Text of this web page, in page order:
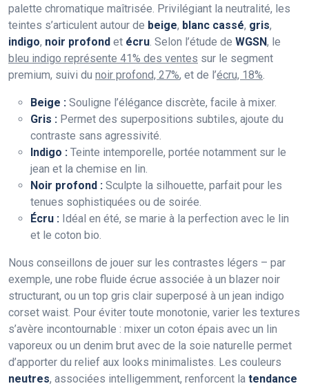
palette chromatique maîtrisée. Privilégiant la neutralité, les
teintes s’articulent autour de beige, blanc cassé, gris,
indigo, noir profond et écru . Selon l’étude de WGSN, le
bleu indigo représente 41% des ventes sur le segment
premium, suivi du noir profond, 27%, et de l’écru, 18%
Beige : Souligne l’élégance discrète, facile à mixer.
Gris : Permet des superpositions subtiles, ajoute du
contraste sans agressivité.
Indigo : Teinte intemporelle, portée notamment sur le
jean et la chemise en lin.
Noir profond : Sculpte la silhouette, parfait pour les
tenues sophistiquées ou de soirée.
Écru : Idéal en été, se marie à la perfection avec le lin
et le coton bio.
Nous conseillons de jouer sur les contrastes légers – par
exemple, une robe fluide écrue associée à un blazer noir
structurant, ou un top gris clair superposé à un jean indigo
corset waist. Pour éviter toute monotonie, varier les textures
s’avère incontournable : mixer un coton épais avec un lin
vaporeux ou un denim brut avec de la soie naturelle permet
d’apporter du relief aux looks minimalistes. Les couleurs
neutres, associées intelligemment, renforcent la tendance